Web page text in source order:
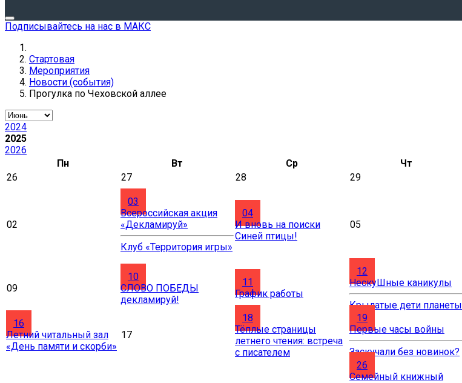
Подписывайтесь на нас в МАКС
Стартовая
Мероприятия
Новости (события)
Прогулка по Чеховской аллее
2024
2025
2026
Пн
Вт Ср Чт
26
27 28 29
02
03
Всероссийская акция
«Декламируй»
Клуб «Территория игры»
04
И вновь на поиски
Синей птицы!
05
09
10
СЛОВО ПОБЕДЫ
декламируй!
11
График работы
12
НескуШные каникулы
Крылатые дети планеты
16
Летний читальный зал
«День памяти и скорби»
17
18
Тёплые страницы
летнего чтения: встреча
с писателем
19
Первые часы войны
Заскучали без новинок?
26
Cемейный книжный